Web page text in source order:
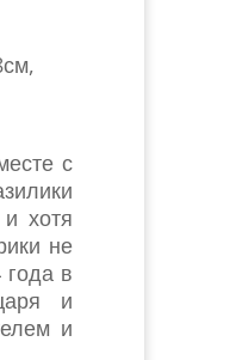
с
хотя
не
в
и
и